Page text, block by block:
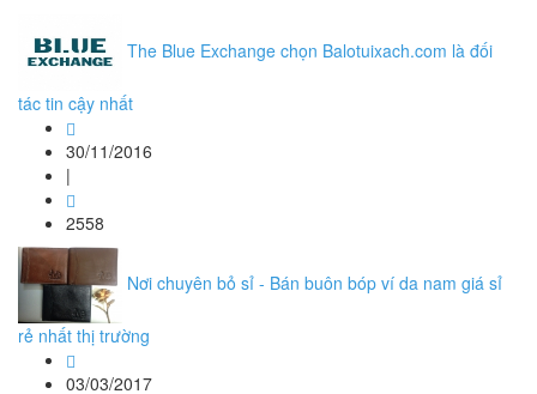
The Blue Exchange chọn Balotuixach.com là đối
tác tin cậy nhất
30/11/2016
|
2558
Nơi chuyên bỏ sỉ - Bán buôn bóp ví da nam giá sỉ
rẻ nhất thị trường
03/03/2017